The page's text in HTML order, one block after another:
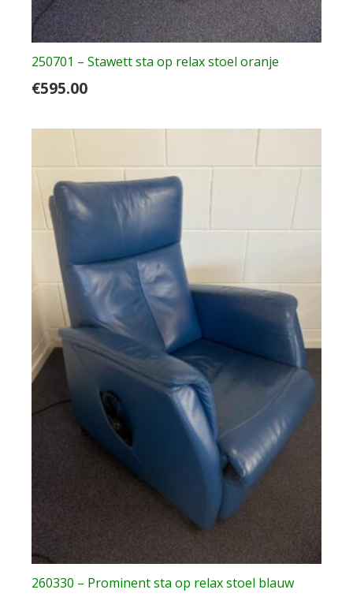
250701 – Stawett sta op relax stoel oranje
€595.00
260330 – Prominent sta op relax stoel blauw